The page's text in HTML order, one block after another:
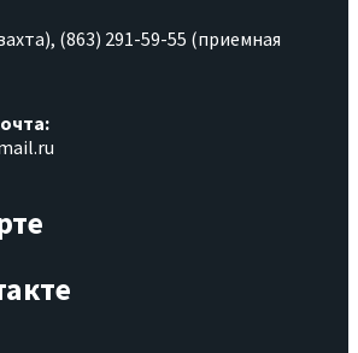
(863) 291-59-55 (приемная